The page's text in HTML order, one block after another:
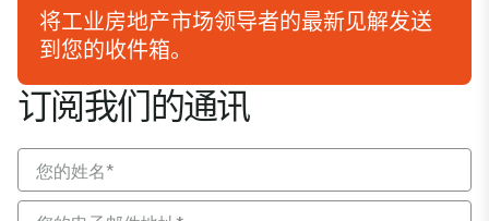
订阅我们的通讯
将工业房地产市场领导者的最新见解发送
到您的收件箱。